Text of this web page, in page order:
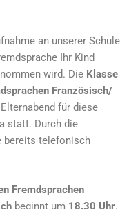
an unserer Schule
Ihr Kind
wird. Die Klasse
Französisch/
für diese
statt. Durch die
bereits telefonisch
Fremdsprachen
beginnt um 18.30 Uhr.